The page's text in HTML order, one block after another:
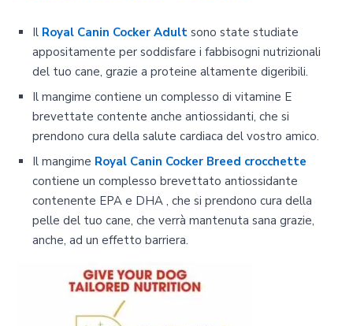
Il Royal Canin Cocker Adult sono state studiate
appositamente per soddisfare i fabbisogni nutrizionali
del tuo cane, grazie a proteine altamente digeribili.
Il mangime contiene un complesso di vitamine E
brevettate contente anche antiossidanti, che si
prendono cura della salute cardiaca del vostro amico.
Il mangime Royal Canin Cocker Breed crocchette
contiene un complesso brevettato antiossidante
contenente EPA e DHA , che si prendono cura della
pelle del tuo cane, che verrà mantenuta sana grazie,
anche, ad un effetto barriera.